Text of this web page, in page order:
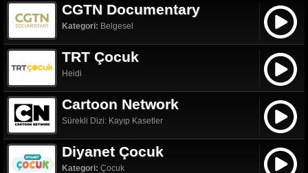
CGTN Documentary
Kategori: Belgesel
TRT Çocuk
Heidi
Cartoon Network
Sürekli Dizi: Kayıp Kasetler
Diyanet Çocuk
Kategori: Çocuk